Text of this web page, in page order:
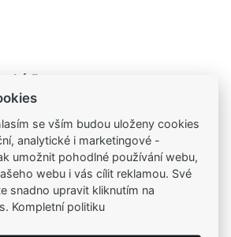
firma
jsme součástí vašich příběhů
produktů
máte výběr z tisíců šperků
kvality
se vším budou uloženy cookies
analytické i marketingové -
umožnit pohodlné používání webu,
webu i vás cílit reklamou. Své
snadno upravit kliknutím na
Kompletní politiku